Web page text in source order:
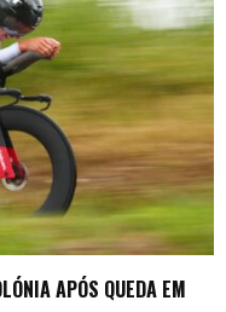
APÓS QUEDA EM